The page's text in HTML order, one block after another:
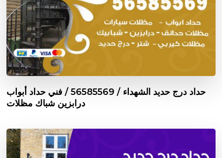
حداد درج حديد الشهداء / 56585569 / فني حداد أبواب
درابزين شباك مظلات